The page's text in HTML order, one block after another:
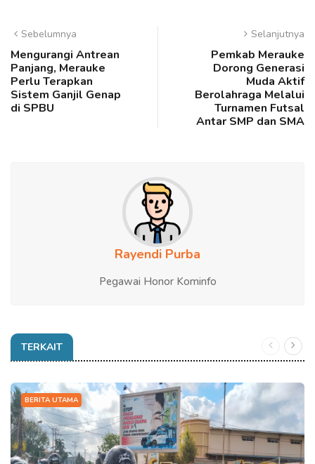
Sebelumnya
Mengurangi Antrean
Panjang, Merauke
Perlu Terapkan
Sistem Ganjil Genap
di SPBU
Selanjutnya
Pemkab Merauke
Dorong Generasi
Muda Aktif
Berolahraga Melalui
Turnamen Futsal
Antar SMP dan SMA
Rayendi Purba
Pegawai Honor Kominfo
TERKAIT
BERITA UTAMA